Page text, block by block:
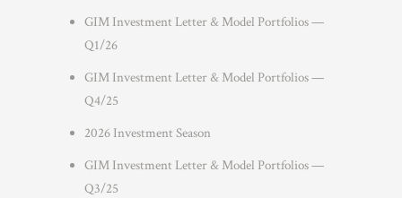
GIM Investment Letter & Model Portfolios —
Q1/26
GIM Investment Letter & Model Portfolios —
Q4/25
2026 Investment Season
GIM Investment Letter & Model Portfolios —
Q3/25